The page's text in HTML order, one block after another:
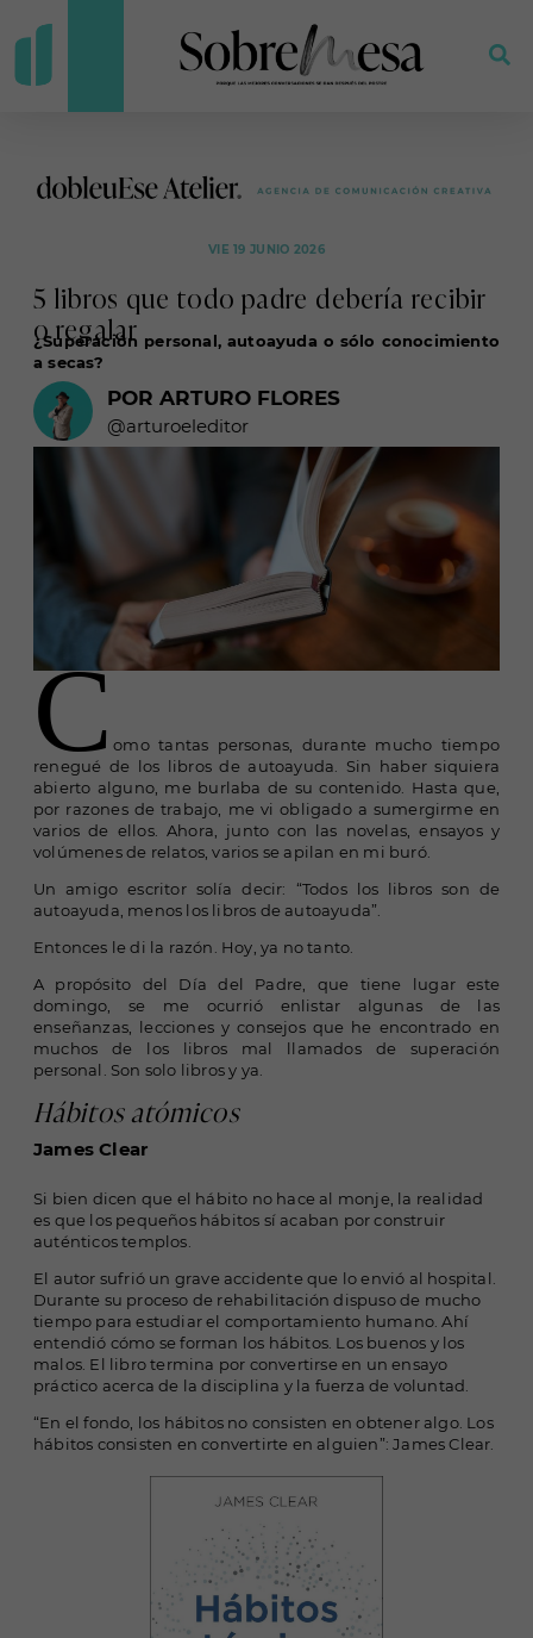
VIE 19 JUNIO 2026
5 libros que todo padre debería recibir
o regalar
¿Superación personal, autoayuda o sólo conocimiento
a secas?
POR ARTURO FLORES
@arturoeleditor
Como tantas personas, durante mucho tiempo
renegué de los libros de autoayuda. Sin haber siquiera
abierto alguno, me burlaba de su contenido. Hasta que,
por razones de trabajo, me vi obligado a sumergirme en
varios de ellos. Ahora, junto con las novelas, ensayos y
volúmenes de relatos, varios se apilan en mi buró.
Un amigo escritor solía decir: “Todos los libros son de
autoayuda, menos los libros de autoayuda”.
Entonces le di la razón. Hoy, ya no tanto.
A propósito del Día del Padre, que tiene lugar este
domingo, se me ocurrió enlistar algunas de las
enseñanzas, lecciones y consejos que he encontrado en
muchos de los libros mal llamados de superación
personal. Son solo libros y ya.
Hábitos atómicos
James Clear
Si bien dicen que el hábito no hace al monje, la realidad
es que los pequeños hábitos sí acaban por construir
auténticos templos.
El autor sufrió un grave accidente que lo envió al hospital.
Durante su proceso de rehabilitación dispuso de mucho
tiempo para estudiar el comportamiento humano. Ahí
entendió cómo se forman los hábitos. Los buenos y los
malos. El libro termina por convertirse en un ensayo
práctico acerca de la disciplina y la fuerza de voluntad.
“En el fondo, los hábitos no consisten en obtener algo. Los
hábitos consisten en convertirte en alguien”: James Clear.